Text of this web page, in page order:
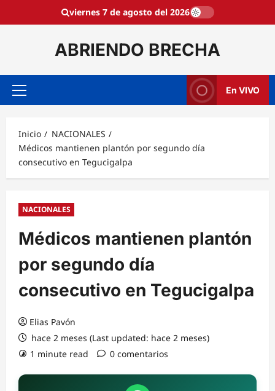
viernes 7 de agosto del 2026
ABRIENDO BRECHA
Menú
En VIVO
Inicio
NACIONALES
Médicos mantienen plantón por segundo día
consecutivo en Tegucigalpa
NACIONALES
Médicos mantienen plantón
por segundo día
consecutivo en Tegucigalpa
Elias Pavón
hace 2 meses (Last updated: hace 2 meses)
1 minute read
0 comentarios